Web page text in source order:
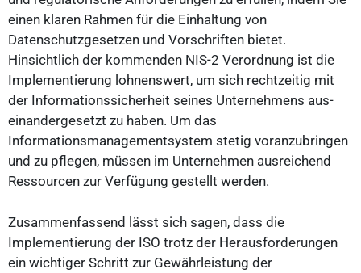
einen klaren Rahmen für die Einhaltung von
Datenschutzgesetzen und Vorschriften bietet.
Hinsichtlich der kommenden NIS-2 Verordnung ist die
Implementierung lohnenswert, um sich rechtzeitig mit
der Informationssicherheit seines Unternehmens aus-
einandergesetzt zu haben. Um das
Informationsmanagementsystem stetig voranzubringen
und zu pflegen, müssen im Unternehmen ausreichend
Ressourcen zur Verfügung gestellt werden.
Zusammenfassend lässt sich sagen, dass die
Implementierung der ISO trotz der Herausforderungen
ein wichtiger Schritt zur Gewährleistung der